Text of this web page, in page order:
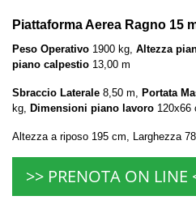
Piattaforma Aerea Ragno 15
Peso Operativo 1900 kg, Altezza
piano calpestio 13,00 m
Sbraccio Laterale 8,50 m, Portata
kg, Dimensioni piano lavoro 120x66
Altezza a riposo 195 cm, Larghezza
>> PRENOTA ON LINE